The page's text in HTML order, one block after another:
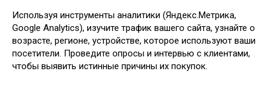
Используя инструменты аналитики (Яндекс.Метрика,
Google Analytics), изучите трафик вашего сайта, узнайте о
возрасте, регионе, устройстве, которое используют ваши
посетители. Проведите опросы и интервью с клиентами,
чтобы выявить истинные причины их покупок.